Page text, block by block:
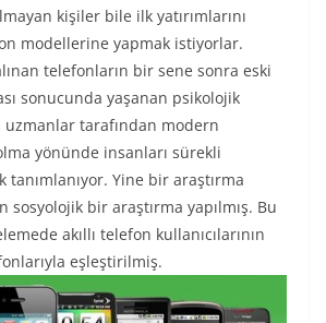
kişiler bile ilk yatırımlarını
modellerine yapmak istiyorlar.
telefonların bir sene sonra eski
sonucunda yaşanan psikolojik
uzmanlar tarafından modern
yönünde insanları sürekli
tanımlanıyor. Yine bir araştırma
sosyolojik bir araştırma yapılmış. Bu
akıllı telefon kullanıcılarının
eşleştirilmiş.